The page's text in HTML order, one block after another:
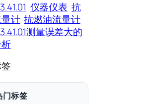
仪器仪表 抗
计 抗燃油流量计
测量误差大的
标签